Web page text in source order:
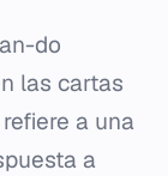
do
las cartas
a una
a